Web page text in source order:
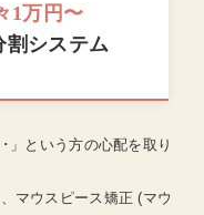
1万円〜
割システム
」という方の心配を取り
マウスピース矯正 (マウ